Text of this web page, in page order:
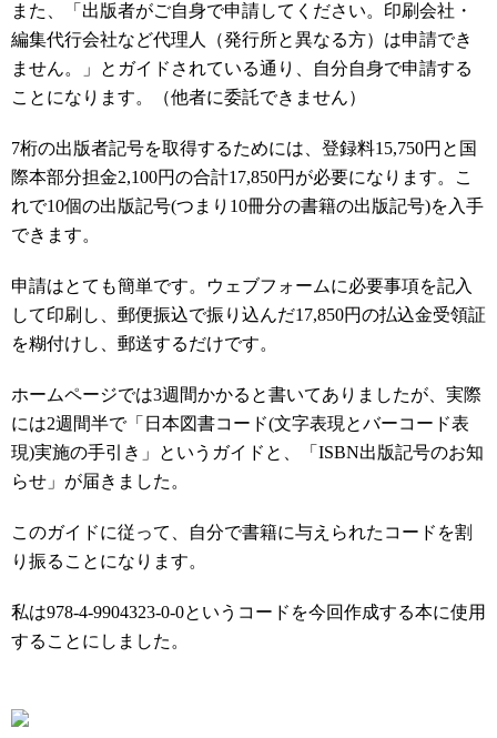
また、「出版者がご自身で申請してください。印刷会社・
編集代行会社など代理人（発行所と異なる方）は申請でき
ません。」とガイドされている通り、自分自身で申請する
ことになります。（他者に委託できません）
7桁の出版者記号を取得するためには、登録料15,750円と国
際本部分担金2,100円の合計17,850円が必要になります。こ
れで10個の出版記号(つまり10冊分の書籍の出版記号)を入手
できます。
申請はとても簡単です。ウェブフォームに必要事項を記入
して印刷し、郵便振込で振り込んだ17,850円の払込金受領証
を糊付けし、郵送するだけです。
ホームページでは3週間かかると書いてありましたが、実際
には2週間半で「日本図書コード(文字表現とバーコード表
現)実施の手引き」というガイドと、「ISBN出版記号のお知
らせ」が届きました。
このガイドに従って、自分で書籍に与えられたコードを割
り振ることになります。
私は978-4-9904323-0-0というコードを今回作成する本に使用
することにしました。